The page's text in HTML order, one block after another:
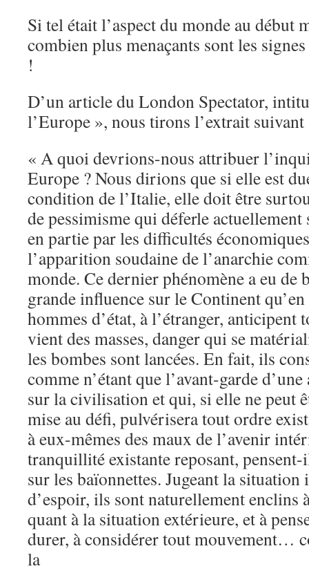
Si tel était l’aspect du monde au début
combien plus menaçants sont les
!
D’un article du London Spectator,
l’Europe », nous tirons l’extrait suivant
« A quoi devrions-nous attribuer
Europe ? Nous dirions que si elle est
condition de l’Italie, elle doit être
de pessimisme qui déferle actuellement
en partie par les difficultés
l’apparition soudaine de l’anarchie
monde. Ce dernier phénomène a eu de
grande influence sur le Continent
hommes d’état, à l’étranger, anticipent
vient des masses, danger qui se
les bombes sont lancées. En fait, ils
comme n’étant que l’avant-garde
sur la civilisation et qui, si elle ne peut
mise au défi, pulvérisera tout ordre
à eux-mêmes des maux de l’avenir
tranquillité existante reposant,
sur les baïonnettes. Jugeant la situation
d’espoir, ils sont naturellement enclins
quant à la situation extérieure, et à
durer, à considérer tout mouvement…
la